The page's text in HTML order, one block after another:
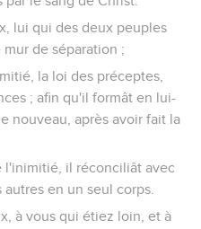
lui qui des deux peuples
de séparation ;
la loi des préceptes,
; afin qu'il formât en lui-
nouveau, après avoir fait la
l'inimitié, il réconciliât avec
en un seul corps.
à vous qui étiez loin, et à